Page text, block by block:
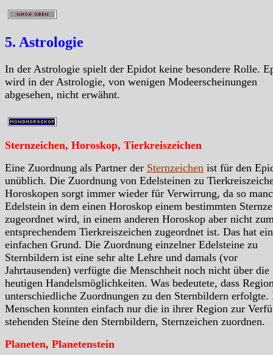
5. Astrologie
In der Astrologie spielt der Epidot keine besondere Rolle.
wird in der Astrologie, von wenigen Modeerscheinungen
abgesehen, nicht erwähnt.
Sternzeichen, Horoskop, Tierkreiszeichen
Eine Zuordnung als Partner der Sternzeichen ist für den
unüblich. Die Zuordnung von Edelsteinen zu
Horoskopen sorgt immer wieder für Verwirrung, da so
Edelstein in dem einen Horoskop einem bestimmten
zugeordnet wird, in einem anderen Horoskop aber nicht
entsprechendem Tierkreiszeichen zugeordnet ist. Das hat
einfachen Grund. Die Zuordnung einzelner Edelsteine zu
Sternbildern ist eine sehr alte Lehre und damals (vor
Jahrtausenden) verfügte die Menschheit noch nicht über die
heutigen Handelsmöglichkeiten. Was bedeutete, dass
unterschiedliche Zuordnungen zu den Sternbildern erfolgte.
Menschen konnten einfach nur die in ihrer Region zur
stehenden Steine den Sternbildern, Sternzeichen zuordnen.
Planeten, Planetenstein